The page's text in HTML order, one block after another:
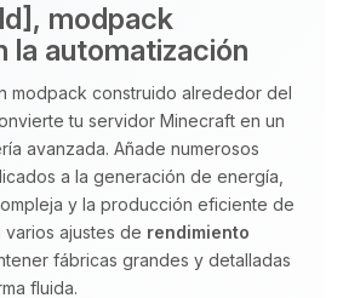
modpack
la automatización
modpack construido alrededor del
tu servidor Minecraft en un
avanzada. Añade numerosos
a la generación de energía,
y la producción eficiente de
ajustes de rendimiento
fábricas grandes y detalladas
fluida.